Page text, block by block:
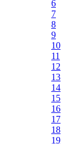
6
7
8
9
10
11
12
13
14
15
16
17
18
19